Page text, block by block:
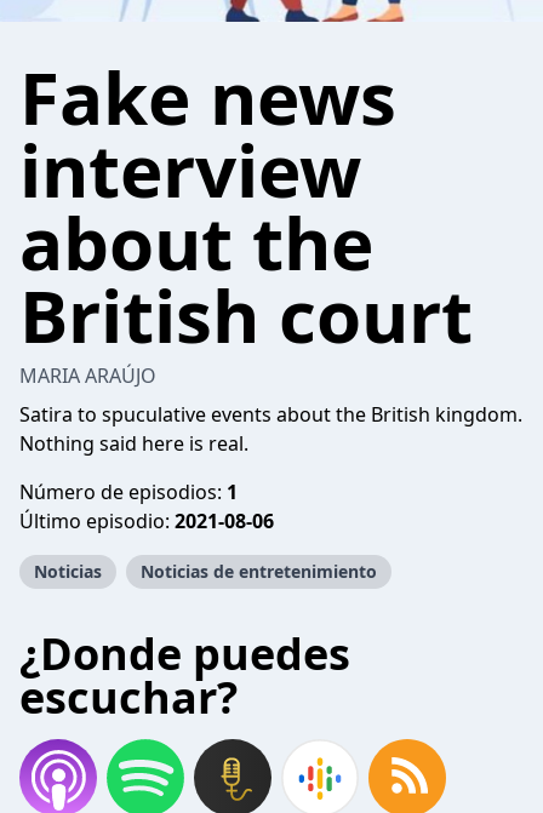
Fake news
interview
about the
British court
MARIA ARAÚJO
Satira to spuculative events about the British kingdom.
Nothing said here is real.
Número de episodios: 1
Último episodio: 2021-08-06
Noticias Noticias de entretenimiento
¿Donde puedes
escuchar?